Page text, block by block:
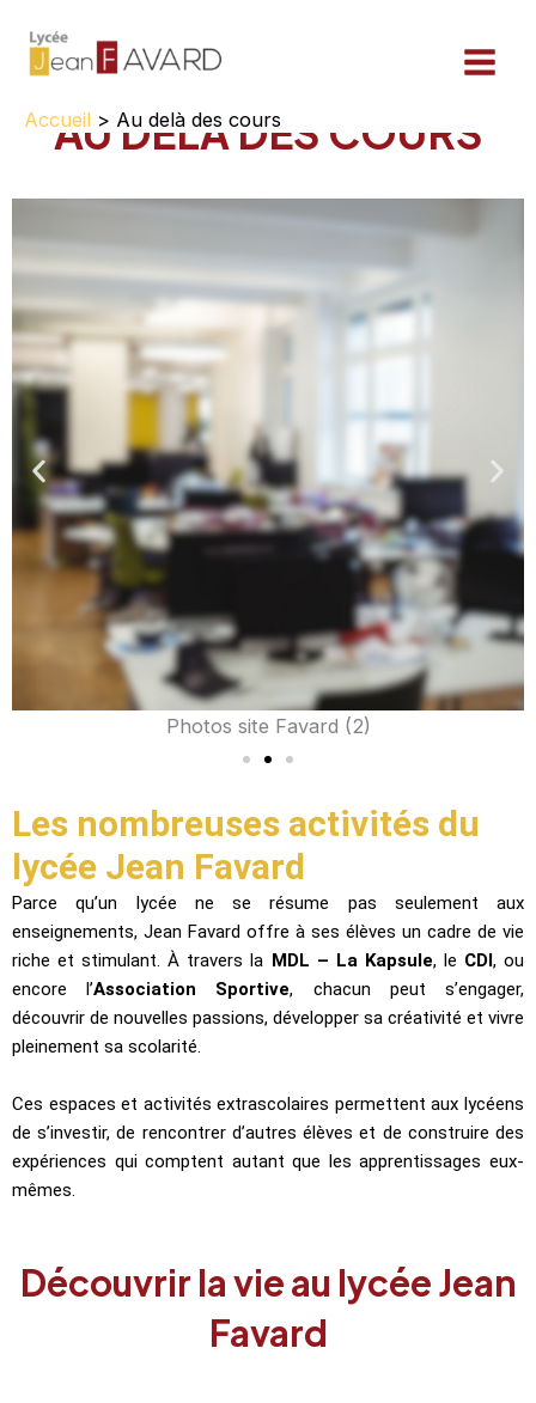
contenu
Accueil
Au delà des cours
AU DELÀ DES COURS
Photos site Favard (2)
Les nombreuses activités du
lycée Jean Favard
Parce qu’un lycée ne se résume pas seulement aux
enseignements, Jean Favard offre à ses élèves un cadre de vie
riche et stimulant. À travers la MDL – La Kapsule, le CDI, ou
encore l’Association Sportive, chacun peut s’engager,
découvrir de nouvelles passions, développer sa créativité et vivre
pleinement sa scolarité.
Ces espaces et activités extrascolaires permettent aux lycéens
de s’investir, de rencontrer d’autres élèves et de construire des
expériences qui comptent autant que les apprentissages eux-
mêmes.
Découvrir la vie au lycée Jean
Favard